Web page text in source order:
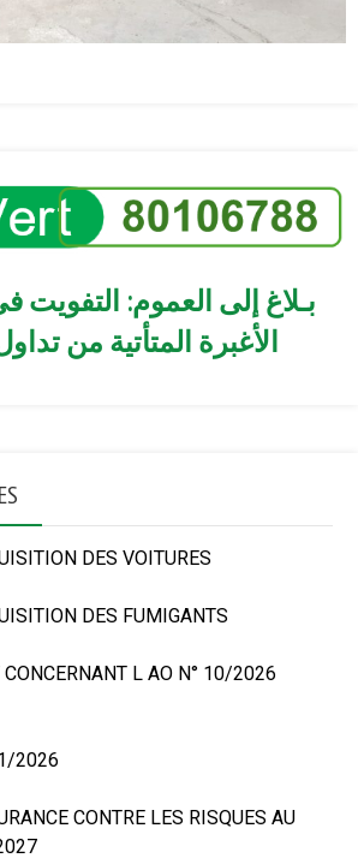
بـلاغ إلى العموم:
الأغبرة المتأتية من
DES VOITURES
DES FUMIGANTS
L AO N° 10/2026
2026
CONTRE LES RISQUES AU